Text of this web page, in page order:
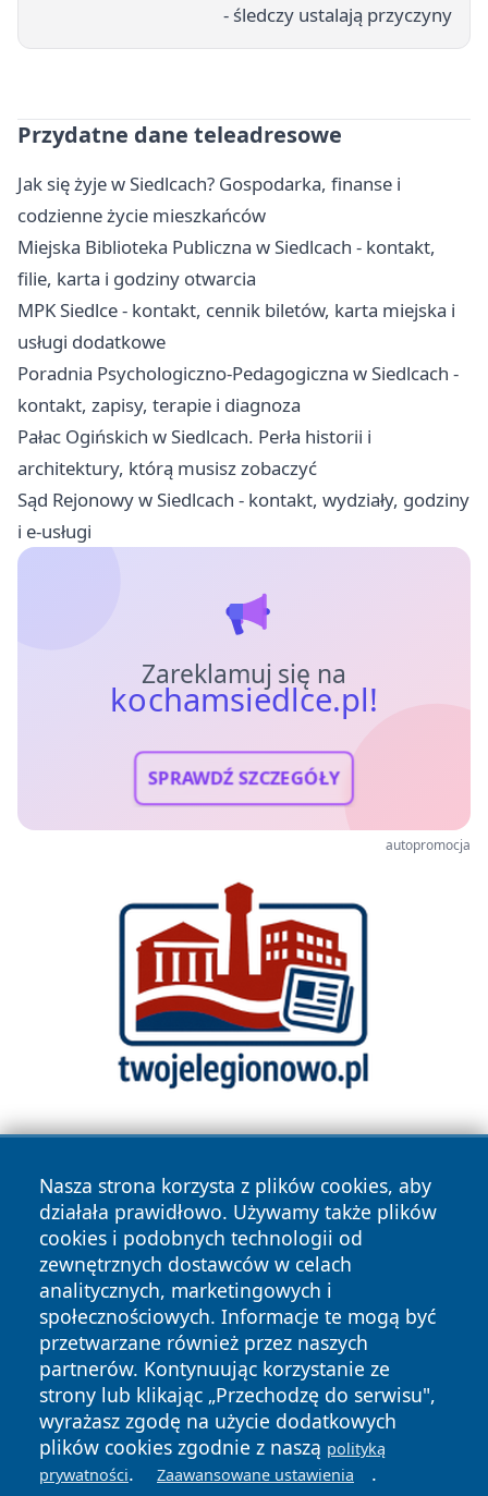
- śledczy ustalają przyczyny
Przydatne dane teleadresowe
Jak się żyje w Siedlcach? Gospodarka, finanse i
codzienne życie mieszkańców
Miejska Biblioteka Publiczna w Siedlcach - kontakt,
filie, karta i godziny otwarcia
MPK Siedlce - kontakt, cennik biletów, karta miejska i
usługi dodatkowe
Poradnia Psychologiczno-Pedagogiczna w Siedlcach -
kontakt, zapisy, terapie i diagnoza
Pałac Ogińskich w Siedlcach. Perła historii i
architektury, którą musisz zobaczyć
Sąd Rejonowy w Siedlcach - kontakt, wydziały, godziny
i e-usługi
Zareklamuj się na
kochamsiedlce.pl!
SPRAWDŹ SZCZEGÓŁY
autopromocja
Nasza strona korzysta z plików cookies, aby
działała prawidłowo. Używamy także plików
cookies i podobnych technologii od
zewnętrznych dostawców w celach
analitycznych, marketingowych i
społecznościowych. Informacje te mogą być
przetwarzane również przez naszych
partnerów. Kontynuując korzystanie ze
strony lub klikając „Przechodzę do serwisu",
wyrażasz zgodę na użycie dodatkowych
plików cookies zgodnie z naszą polityką
prywatności. Zaawansowane ustawienia .
Copyright © 2026 kochamsiedlce.pl Wszystkie prawa
zastrzeżone.
News Autorzy
Polityka
Prywatności
Polityka
Cookies